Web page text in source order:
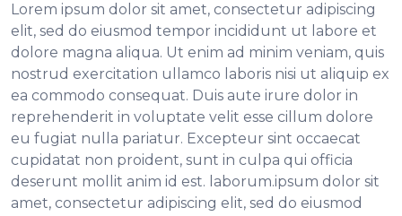
Lorem ipsum dolor sit amet, consectetur adipiscing
elit, sed do eiusmod tempor incididunt ut labore et
dolore magna aliqua. Ut enim ad minim veniam, quis
nostrud exercitation ullamco laboris nisi ut aliquip ex
ea commodo consequat. Duis aute irure dolor in
reprehenderit in voluptate velit esse cillum dolore
eu fugiat nulla pariatur. Excepteur sint occaecat
cupidatat non proident, sunt in culpa qui officia
deserunt mollit anim id est. laborum.ipsum dolor sit
amet, consectetur adipiscing elit, sed do eiusmod